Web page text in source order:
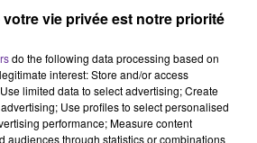
vie privée est notre priorité
do the following data processing based on
interest: Store and/or access
limited data to select advertising; Create
Use profiles to select personalised
performance; Measure content
audiences through statistics or combinations